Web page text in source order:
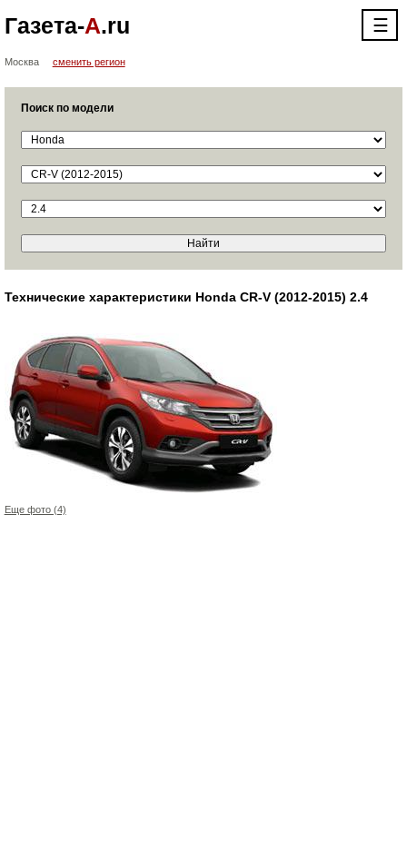
Газета-А.ru ☰
Москва сменить регион
Поиск по модели
Технические характеристики Honda CR-V (2012-2015) 2.4
Еще фото (4)